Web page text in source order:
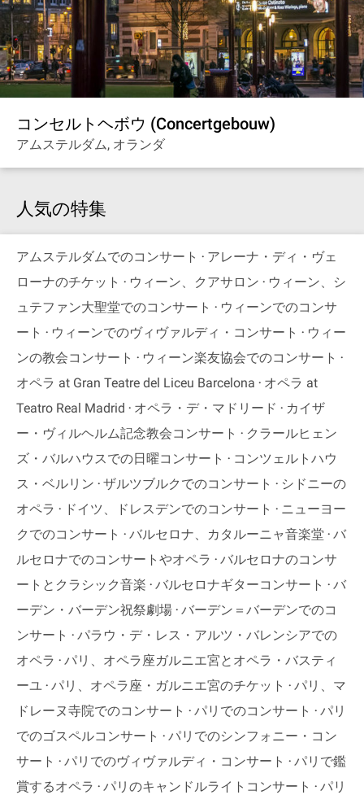
コンセルトヘボウ (Concertgebouw)
アムステルダム, オランダ
人気の特集
アムステルダムでのコンサート
アレーナ・ディ・ヴェ
ローナのチケット
ウィーン、クアサロン
ウィーン、シ
ュテファン大聖堂でのコンサート
ウィーンでのコンサ
ート
ウィーンでのヴィヴァルディ・コンサート
ウィー
ンの教会コンサート
ウィーン楽友協会でのコンサート
オペラ at Gran Teatre del Liceu Barcelona
オペラ at
Teatro Real Madrid
オペラ・デ・マドリード
カイザ
ー・ヴィルヘルム記念教会コンサート
クラールヒェン
ズ・バルハウスでの日曜コンサート
コンツェルトハウ
ス・ベルリン
ザルツブルクでのコンサート
シドニーの
オペラ
ドイツ、ドレスデンでのコンサート
ニューヨー
クでのコンサート
バルセロナ、カタルーニャ音楽堂
バ
ルセロナでのコンサートやオペラ
バルセロナのコンサ
ートとクラシック音楽
バルセロナギターコンサート
バ
ーデン・バーデン祝祭劇場 バーデン＝バーデンでのコ
ンサート
パラウ・デ・レス・アルツ・バレンシアでの
オペラ
パリ、オペラ座ガルニエ宮とオペラ・バスティ
ーユ パリ、オペラ座・ガルニエ宮のチケット
パリ、マ
ドレーヌ寺院でのコンサート
パリでのコンサート
パリ
でのゴスペルコンサート
パリでのシンフォニー・コン
サート
パリでのヴィヴァルディ・コンサート
パリで鑑
賞するオペラ
パリのキャンドルライトコンサート
パリ